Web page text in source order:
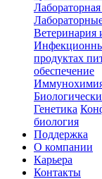
продуктах
обеспечение
Генетика
биология
Поддержка
О компании
Карьера
Контакты